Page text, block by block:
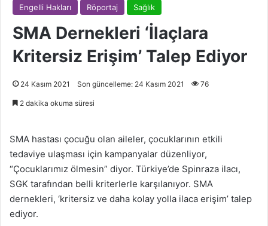
Engelli Hakları Röportaj Sağlık
SMA Dernekleri ‘İlaçlara
Kritersiz Erişim’ Talep Ediyor
24 Kasım 2021 Son güncelleme: 24 Kasım 2021 76
2 dakika okuma süresi
SMA hastası çocuğu olan aileler, çocuklarının etkili
tedaviye ulaşması için kampanyalar düzenliyor,
“Çocuklarımız ölmesin” diyor. Türkiye’de Spinraza ilacı,
SGK tarafından belli kriterlerle karşılanıyor. SMA
dernekleri, ‘kritersiz ve daha kolay yolla ilaca erişim’ talep
ediyor.